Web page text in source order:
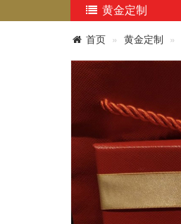
黄金定制
首页 黄金定制